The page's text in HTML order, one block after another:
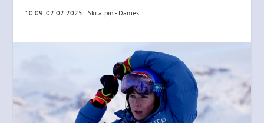
10:09, 02.02.2025 |Ski alpin - Dames